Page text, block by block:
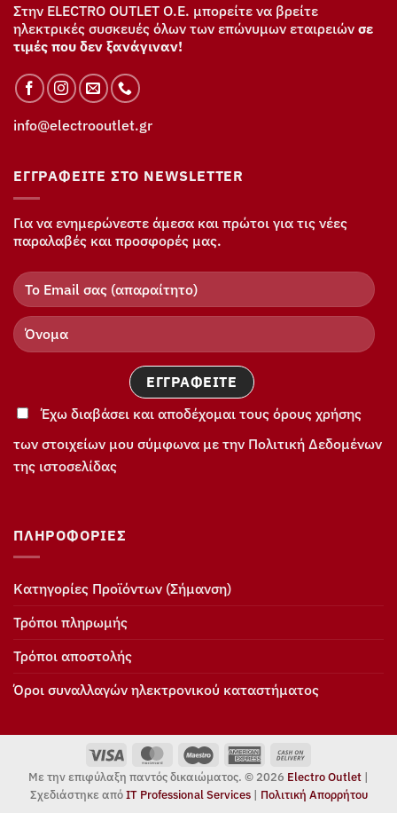
Στην ELECTRO OUTLET Ο.Ε. μπορείτε να βρείτε
ηλεκτρικές συσκευές όλων των επώνυμων εταιρειών σε
τιμές που δεν ξανάγιναν!
info@electrooutlet.gr
ΕΓΓΡΑΦΕΊΤΕ ΣΤΟ NEWSLETTER
Για να ενημερώνεστε άμεσα και πρώτοι για τις νέες
παραλαβές και προσφορές μας.
Έχω διαβάσει και αποδέχομαι τους όρους χρήσης
των στοιχείων μου σύμφωνα με την Πολιτική Δεδομένων
της ιστοσελίδας
ΠΛΗΡΟΦΟΡΊΕΣ
Κατηγορίες Προϊόντων (Σήμανση)
Τρόποι πληρωμής
Τρόποι αποστολής
Όροι συναλλαγών ηλεκτρονικού καταστήματος
Visa MasterCardMaestro American
ExpressOn
Delivery
Με την επιφύλαξη παντός δικαιώματος. © 2026 Electro Outlet |
Σχεδιάστηκε απόIT Professional Services| Πολιτική Απορρήτου